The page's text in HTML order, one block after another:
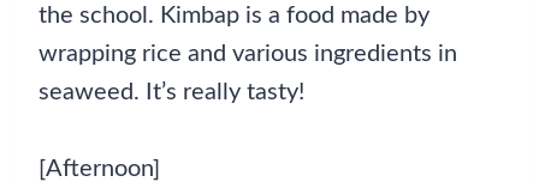
the school. Kimbap is a food made by
wrapping rice and various ingredients in
seaweed. It’s really tasty!
[Afternoon]